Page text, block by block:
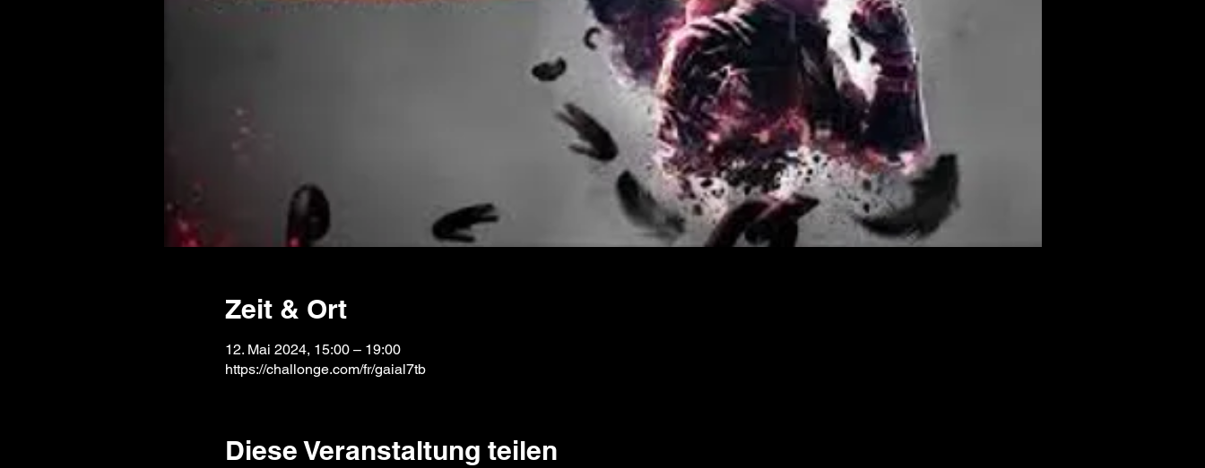
Zeit & Ort
12. Mai 2024, 15:00 – 19:00
https://challonge.com/fr/gaial7tb
Diese Veranstaltung teilen